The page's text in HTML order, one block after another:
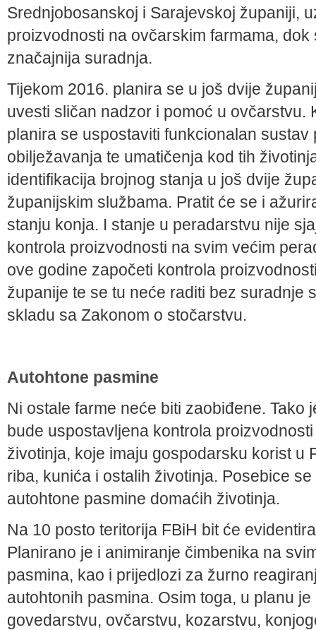
Srednjobosanskoj i Sarajevskoj županiji,
proizvodnosti na ovčarskim farmama,
značajnija suradnja.
Tijekom 2016. planira se u još dvije
uvesti sličan nadzor i pomoć u ovčarstvu.
planira se uspostaviti funkcionalan sustav
obilježavanja te umatičenja kod tih
identifikacija brojnog stanja u još dvije
županijskim službama. Pratit će se i
stanju konja. I stanje u peradarstvu nije
kontrola proizvodnosti na svim većim
ove godine započeti kontrola
županije te se tu neće raditi bez suradnje
skladu sa Zakonom o stočarstvu.
Autohtone pasmine
Ni ostale farme neće biti zaobiđene. Tako
bude uspostavljena kontrola
životinja, koje imaju gospodarsku korist u
riba, kunića i ostalih životinja. Posebice
autohtone pasmine domaćih životinja.
Na 10 posto teritorija FBiH bit će
Planirano je i animiranje čimbenika na
pasmina, kao i prijedlozi za žurno
autohtonih pasmina. Osim toga, u planu
govedarstvu, ovčarstvu, kozarstvu,